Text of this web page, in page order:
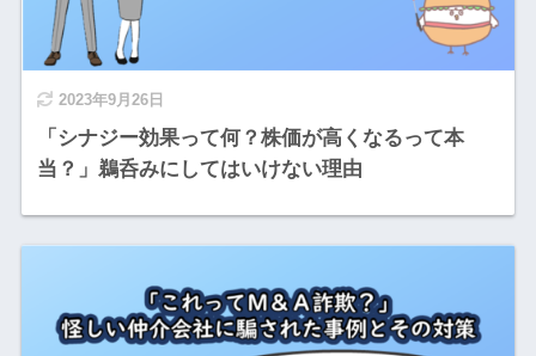
2023年9月26日
「シナジー効果って何？株価が高くなるって本
当？」鵜呑みにしてはいけない理由